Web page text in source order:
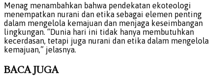
Menag menambahkan bahwa pendekatan ekoteologi
menempatkan nurani dan etika sebagai elemen penting
dalam mengelola kemajuan dan menjaga keseimbangan
lingkungan. “Dunia hari ini tidak hanya membutuhkan
kecerdasan, tetapi juga nurani dan etika dalam mengelola
kemajuan,” jelasnya.
BACAJUGA